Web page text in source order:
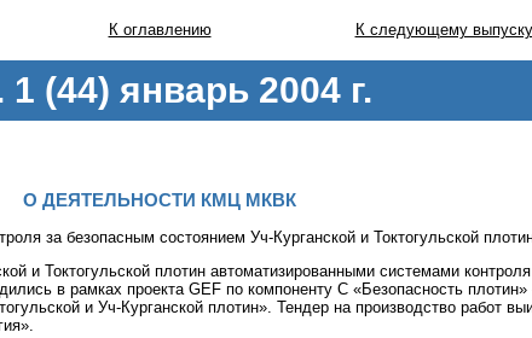
К оглавлению К следующему выпуску
1 (44) январь 2004 г.
О ДЕЯТЕЛЬНОСТИ КМЦ МКВК
за безопасным состоянием Уч-Курганской и Токтогульской
и Токтогульской плотин автоматизированными системами
в рамках проекта GEF по компоненту С «Безопасность плотин»
и Уч-Курганской плотин». Тендер на производство работ